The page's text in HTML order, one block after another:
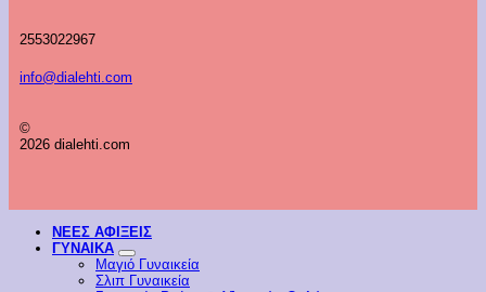
2553022967
info@dialehti.com
©
2026 dialehti.com
ΝΕΕΣ ΑΦΙΞΕΙΣ
ΓΥΝΑΙΚΑ
Μαγιό Γυναικεία
Σλιπ Γυναικεία